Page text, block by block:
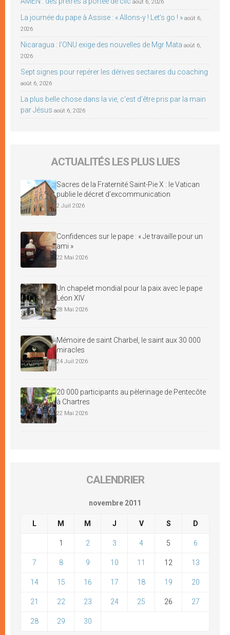
août 6, 2026
La journée du pape à Assise : « Allons-y ! Let’s go ! » août 6,
2026
Nicaragua : l’ONU exige des nouvelles de Mgr Mata août 6,
2026
Sept signes pour repérer les dérives sectaires du coaching
août 6, 2026
La plus belle chose dans la vie, c’est d’être pris par la main
par Jésus août 6, 2026
ACTUALITÉS LES PLUS LUES
Sacres de la Fraternité Saint-Pie X : le Vatican
publie le décret d’excommunication
2 Juil 2026
Confidences sur le pape : « Je travaille pour un
ami »
22 Mai 2026
Un chapelet mondial pour la paix avec le pape
Léon XIV
28 Mai 2026
Mémoire de saint Charbel, le saint aux 30 000
miracles
24 Juil 2026
20 000 participants au pèlerinage de Pentecôte
à Chartres
22 Mai 2026
CALENDRIER
novembre 2011
L M M J V S D
1 2 3 4 5 6
7 8 9 10 11 12 13
14 15 16 17 18 19 20
21 22 23 24 25 26 27
28 29 30